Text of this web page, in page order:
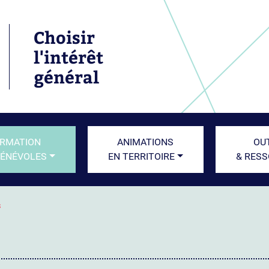
Choisir
l'intérêt
général
ANIMATIONS
EN TERRITOIRE
&